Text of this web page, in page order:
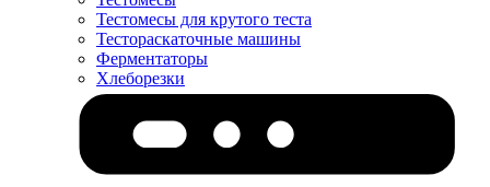
Тестомесы для крутого теста
Тестораскаточные машины
Ферментаторы
Хлеборезки